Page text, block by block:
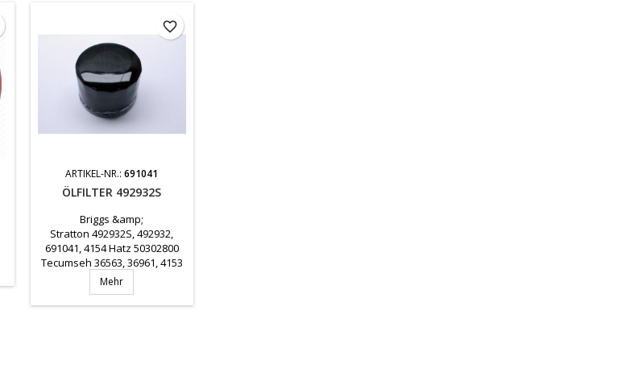
ARTIKEL-NR.:691041
ÖLFILTER 492932S
Briggs &amp;
Stratton 492932S, 492932,
691041, 4154 Hatz 50302800
Tecumseh 36563, 36961, 4153
Toro NN10143, NN10147
Mehr
favorite_border